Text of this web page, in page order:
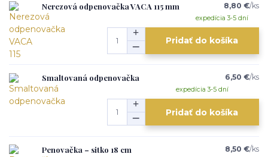
Nerezová odpenovačka VACA 115 mm 8,80 €/ks
expedícia 3-5 dní
Pridať do košíka
Smaltovaná odpenovačka 6,50 €/ks
expedícia 3-5 dní
Pridať do košíka
Penovačka – sitko 18 cm 8,50 €/ks